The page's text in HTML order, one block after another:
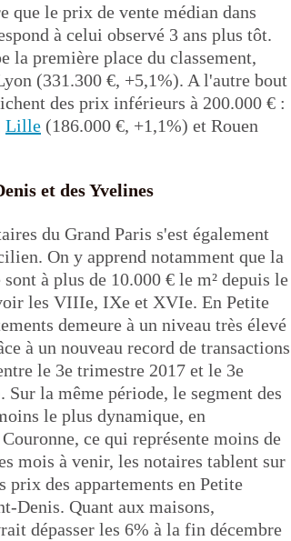
que le prix de vente médian dans
à celui observé 3 ans plus tôt.
la première place du classement,
(331.300 €, +5,1%). A l'autre bout
des prix inférieurs à 200.000 € :
Lille (186.000 €, +1,1%) et Rouen
et des Yvelines
du Grand Paris s'est également
On y apprend notamment que la
à plus de 10.000 € le m² depuis le
les VIIIe, IXe et XVIe. En Petite
demeure à un niveau très élevé
à un nouveau record de transactions
le 3e trimestre 2017 et le 3e
la même période, le segment des
le plus dynamique, en
ce qui représente moins de
mois à venir, les notaires tablent sur
prix des appartements en Petite
Denis. Quant aux maisons,
dépasser les 6% à la fin décembre